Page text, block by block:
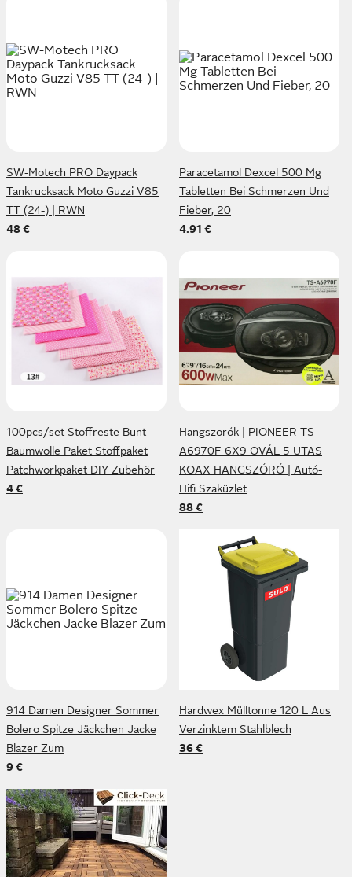
SW-Motech PRO Daypack
Tankrucksack Moto Guzzi V85
TT (24-) | RWN
48 €
Paracetamol Dexcel 500 Mg
Tabletten Bei Schmerzen Und
Fieber, 20
4.91 €
100pcs/set Stoffreste Bunt
Baumwolle Paket Stoffpaket
Patchworkpaket DIY Zubehör
4 €
Hangszorók | PIONEER TS-
A6970F 6X9 OVÁL 5 UTAS
KOAX HANGSZÓRÓ | Autó-
Hifi Szaküzlet
88 €
914 Damen Designer Sommer
Bolero Spitze Jäckchen Jacke
Blazer Zum
9 €
Hardwex Mülltonne 120 L Aus
Verzinktem Stahlblech
36 €